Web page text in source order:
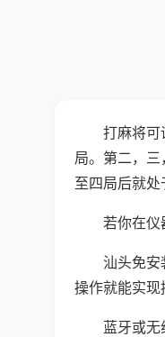
打麻将可
局。第二，三
至四局后就处
若你在仪
汕头免
操作就能实现
蓝牙或